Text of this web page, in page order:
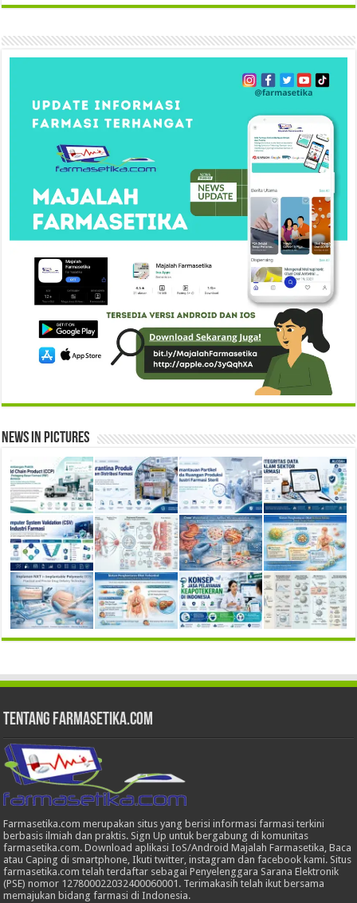
News in Pictures
Tentang Farmasetika.com
Farmasetika.com merupakan situs yang berisi informasi farmasi terkini
berbasis ilmiah dan praktis. Sign Up untuk bergabung di komunitas
farmasetika.com. Download aplikasi IoS/Android Majalah Farmasetika, Baca
atau Caping di smartphone, Ikuti twitter, instagram dan facebook kami. Situs
farmasetika.com telah terdaftar sebagai Penyelenggara Sarana Elektronik
(PSE) nomor 127800022032400060001. Terimakasih telah ikut bersama
memajukan bidang farmasi di Indonesia.